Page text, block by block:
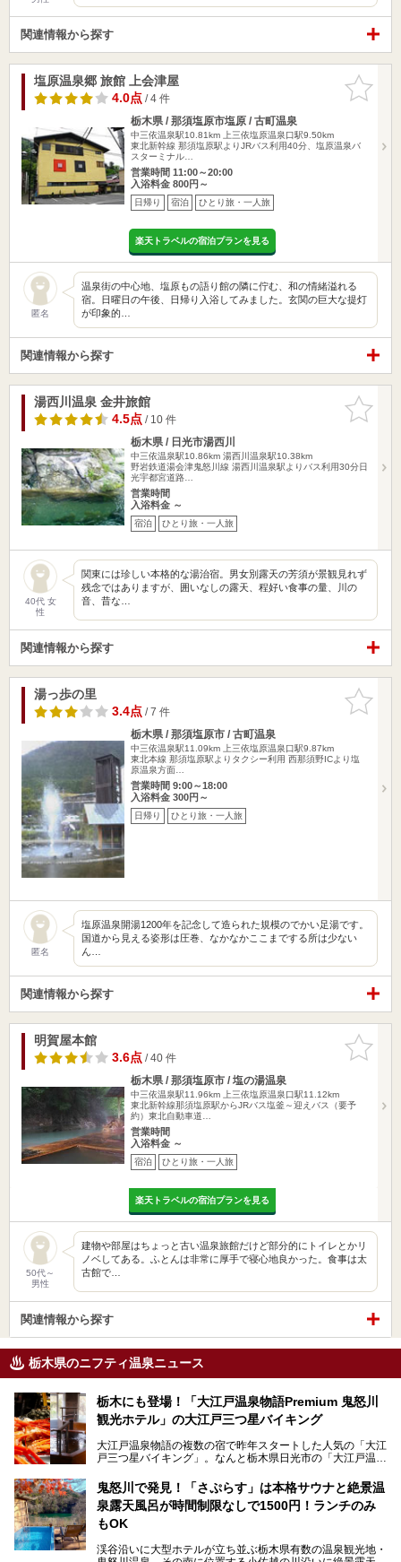
関連情報から探す
お気に入
りに追加
塩原温泉郷 旅館 上会津屋
4.0点/ 4 件
栃木県 / 那須塩原市塩原 / 古町温泉
中三依温泉駅10.81km
上三依塩原温泉口駅9.50km
東北新幹線 那須塩原駅よりJRバス利用40分、塩原温泉バ
スターミナル…
営業時間 11:00～20:00
入浴料金 800円～
日帰り 宿泊 ひとり旅・一人旅
楽天トラベルの宿泊プランを見る
匿名
温泉街の中心地、塩原もの語り館の隣に佇む、和の情緒溢れる
宿。日曜日の午後、日帰り入浴してみました。玄関の巨大な提灯
が印象的…
関連情報から探す
お気に入
りに追加
湯西川温泉 金井旅館
4.5点/ 10 件
栃木県 / 日光市湯西川
中三依温泉駅10.86km 湯西川温泉駅10.38km
野岩鉄道湯会津鬼怒川線 湯西川温泉駅よりバス利用30分日
光宇都宮道路…
営業時間
入浴料金 ～
宿泊 ひとり旅・一人旅
40代 女
性
関東には珍しい本格的な湯治宿。男女別露天の芳須が景観見れず
残念ではありますが、囲いなしの露天、程好い食事の量、川の
音、昔な…
関連情報から探す
お気に入
りに追加
湯っ歩の里
3.4点/ 7 件
栃木県 / 那須塩原市 / 古町温泉
中三依温泉駅11.09km
上三依塩原温泉口駅9.87km
東北本線 那須塩原駅よりタクシー利用 西那須野ICより塩
原温泉方面…
営業時間 9:00～18:00
入浴料金 300円～
日帰り ひとり旅・一人旅
匿名
塩原温泉開湯1200年を記念して造られた規模のでかい足湯です。
国道から見える姿形は圧巻、なかなかここまでする所は少ない
ん…
関連情報から探す
お気に入
りに追加
明賀屋本館
3.6点/ 40 件
栃木県 / 那須塩原市 / 塩の湯温泉
中三依温泉駅11.96km
上三依塩原温泉口駅11.12km
東北新幹線那須塩原駅からJRバス塩釜～迎えバス（要予
約）東北自動車道…
営業時間
入浴料金 ～
宿泊 ひとり旅・一人旅
楽天トラベルの宿泊プランを見る
50代～
男性
建物や部屋はちょっと古い温泉旅館だけど部分的にトイレとかリ
ノベしてある。ふとんは非常に厚手で寝心地良かった。食事は太
古館で…
関連情報から探す
栃木県のニフティ温泉ニュース
栃木にも登場！「大江戸温泉物語Premium 鬼怒川
観光ホテル」の大江戸三つ星バイキング
大江戸温泉物語の複数の宿で昨年スタートした人気の「大江
戸三つ星バイキング」。なんと栃木県日光市の「大江戸温泉
ここは首都圏から1泊で行きやすい鬼怒川温泉の渓流沿いに
建つホテルで、バイキングの他にも天然温泉の大浴場とサウ
ナ、フリーフローサービスのラウンジなど館内で楽しめるス
ポットがたくさんあり、3世代旅行やグループ旅行にもぴっ
たり。
鬼怒川で発見！「さぷらす」は本格サウナと絶景温
泉露天風呂が時間制限なしで1500円！ランチのみ
もOK
渓谷沿いに大型ホテルが立ち並ぶ栃木県有数の温泉観光地・